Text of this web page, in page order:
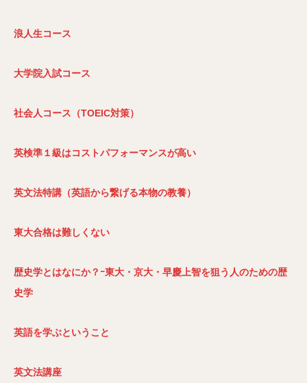
浪人生コース
大学院入試コース
社会人コース（TOEIC対策）
英検準１級はコストパフォーマンスが高い
英文法特講（英語から繋げる本物の教養）
東大合格は難しくない
歴史学とはなにか？ｰ東大・京大・早慶上智を狙う人のための歴
史学
英語を学ぶということ
英文法講座